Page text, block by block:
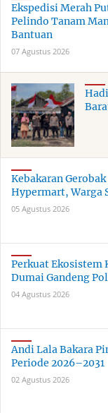
Ekspedisi Merah
Pelindo Tanam
Bantuan
07 Agustus 2026
Kebakaran
Hypermart, Warga
05 Agustus 2026
Perkuat Ekosistem
Dumai Gandeng
04 Agustus 2026
Andi Lala Bakara
Periode 2026–2031
02 Agustus 2026